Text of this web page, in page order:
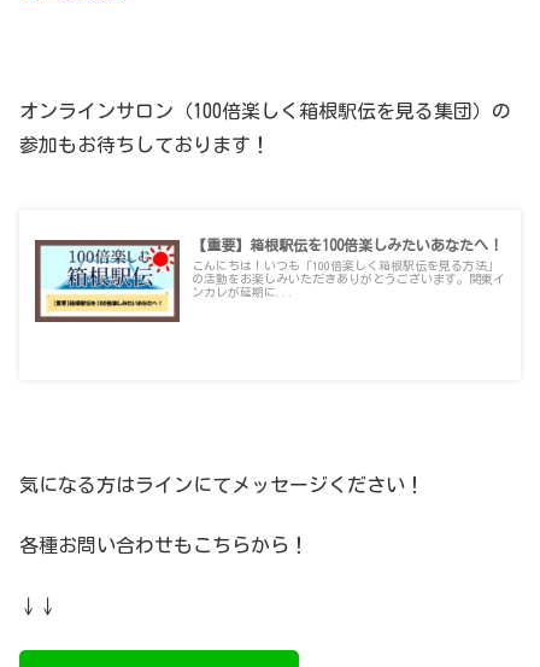
オンラインサロン（100倍楽しく箱根駅伝を見る集団）の
参加もお待ちしております！
【重要】箱根駅伝を100倍楽しみたいあなたへ！
こんにちは！いつも「100倍楽しく箱根駅伝を見る方法」
の活動をお楽しみいただきありがとうございます。関東イ
ンカレが延期に...
気になる方はラインにてメッセージください！
各種お問い合わせもこちらから！
↓↓